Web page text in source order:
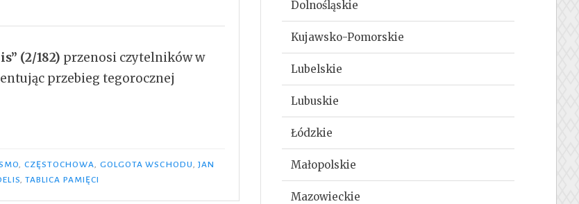
(2/182) przenosi czytelników w
przebieg tegorocznej
CZĘSTOCHOWA GOLGOTA WSCHODU ,JAN
TABLICA PAMIĘCI
Dolnośląskie
Kujawsko-Pomorskie
Lubelskie
Lubuskie
Łódzkie
Małopolskie
Mazowieckie